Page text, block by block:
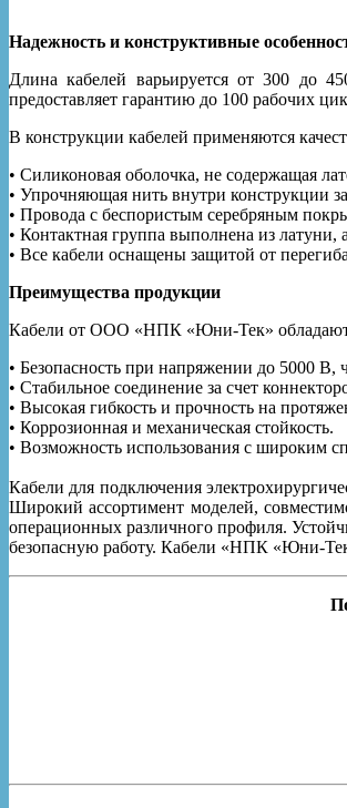
Надежность и конструктивные
Длина кабелей варьируется от 300 до
предоставляет гарантию до 100 рабочих
В конструкции кабелей применяются
• Силиконовая оболочка, не содержащая
• Упрочняющая нить внутри конструкции
• Провода с беспористым серебряным
• Контактная группа выполнена из
• Все кабели оснащены защитой от
Преимущества продукции
Кабели от ООО «НПК «Юни-Тек» обладают
• Безопасность при напряжении до 5000 В,
• Стабильное соединение за счет
• Высокая гибкость и прочность на
• Коррозионная и механическая стойкость.
• Возможность использования с широким
Кабели для подключения
Широкий ассортимент моделей,
операционных различного профиля.
безопасную работу. Кабели «НПК «Юни-